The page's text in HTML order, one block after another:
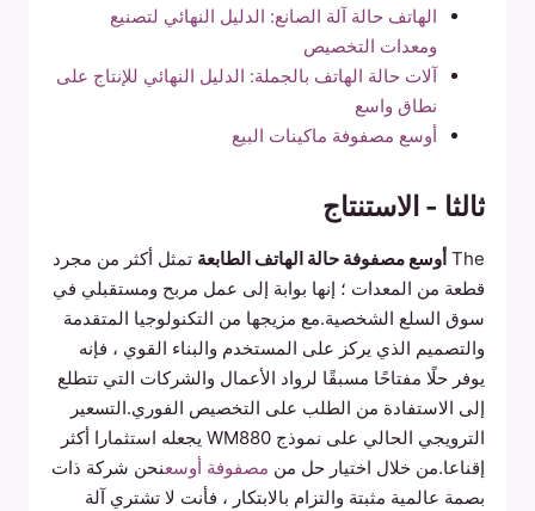
الهاتف حالة آلة الصانع: الدليل النهائي لتصنيع
ومعدات التخصيص
آلات حالة الهاتف بالجملة: الدليل النهائي للإنتاج على
نطاق واسع
أوسع مصفوفة ماكينات البيع
ثالثا - الاستنتاج
The أوسع مصفوفة حالة الهاتف الطابعة تمثل أكثر من مجرد
قطعة من المعدات ؛ إنها بوابة إلى عمل مربح ومستقبلي في
سوق السلع الشخصية.مع مزيجها من التكنولوجيا المتقدمة
والتصميم الذي يركز على المستخدم والبناء القوي ، فإنه
يوفر حلًا مفتاحًا مسبقًا لرواد الأعمال والشركات التي تتطلع
إلى الاستفادة من الطلب على التخصيص الفوري.التسعير
الترويجي الحالي على نموذج WM880 يجعله استثمارا أكثر
إقناعا.من خلال اختيار حل من مصفوفة أوسعنحن شركة ذات
بصمة عالمية مثبتة والتزام بالابتكار ، فأنت لا تشتري آلة